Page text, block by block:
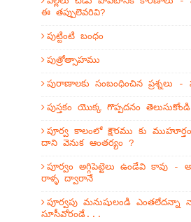
ఈ తప్పులెవరివి?
పుట్టింటి బంధం
పుత్రోత్సాహము
పురాణాలకు సంబంధించిన ప్రశ్నలు
పుస్తకం యొక్క గొప్పదనం తెలుసుకోండి
పూర్వ కాలంలో క్షౌరము కు
దాని వెనుక ఆంతర్యం ?
పూర్వం అగ్గిపెట్టెలు ఉండేవి కావు
రాళ్ళ ద్వారానే
పూర్వపు మనుషులండి ఎంతలేదన్నా
సూసీవోరండే...